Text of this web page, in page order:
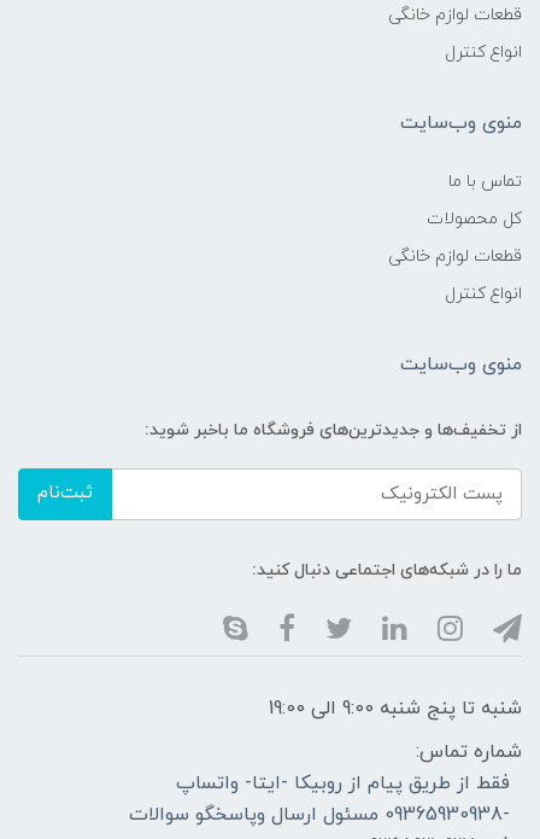
قطعات لوازم خانگی
انواع کنترل
منوی وب‌سایت
تماس با ما
کل محصولات
قطعات لوازم خانگی
انواع کنترل
منوی وب‌سایت
از تخفیف‌ها و جدیدترین‌های فروشگاه ما باخبر شوید:
ثبت‌نام
ما را در شبکه‌های اجتماعی دنبال کنید:
شنبه تا پنج شنبه 9:00 الی 19:00
شماره تماس:
فقط از طریق پیام از روبیکا -ایتا- واتساپ
-09365930938 مسئول ارسال وپاسخگو سوالات